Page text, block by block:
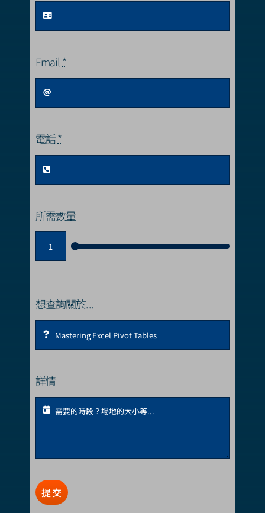
Email*
電話*
所需數量
想查詢關於...
詳情
提交